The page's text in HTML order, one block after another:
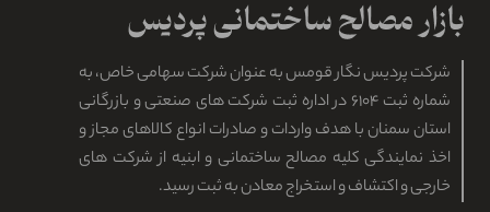
شرکت پردیس نگار قومس به عنوان شرکت سهامی خاص، به
شماره ثبت ۶۱۰۴ در اداره ثبت شرکت های صنعتی و بازرگانی
استان سمنان با هدف واردات و صادرات انواع کالاهای مجاز و
اخذ نمایندگی کلیه مصالح ساختمانی و ابنیه از شرکت های
خارجی و اکتشاف و استخراج معادن به ثبت رسید.
0%